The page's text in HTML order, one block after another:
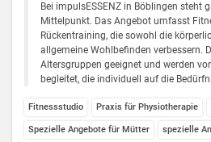
Bei impulsESSENZ in Böblingen steht
Mittelpunkt. Das Angebot umfasst
Rückentraining, die sowohl die
allgemeine Wohlbefinden verbessern.
Altersgruppen geeignet und werden
begleitet, die individuell auf die
Fitnessstudio Praxis für Physiotherapie
Spezielle Angebote für Mütter spezielle